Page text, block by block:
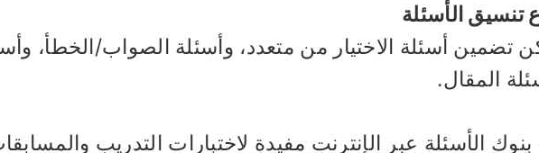
تنسيق الأسئلة
تضمين أسئلة الاختيار من متعدد، وأسئلة الصواب/الخطأ،
المقال.
بنوك الأسئلة عبر الإنترنت مفيدة لاختبارات التدريب